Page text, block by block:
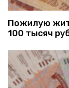
Пожилую
100 тысяч